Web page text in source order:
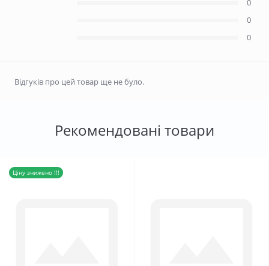
0
0
0
Відгуків про цей товар ще не було.
Рекомендовані товари
Ціну знижено !!!